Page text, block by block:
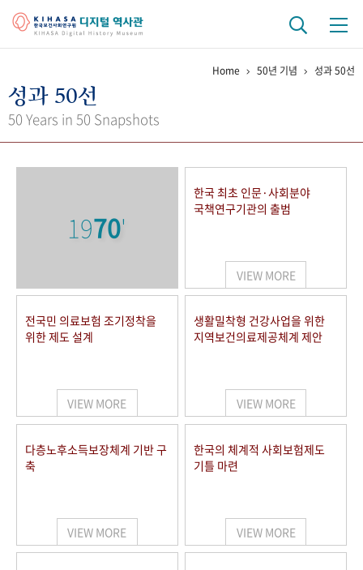
걸어온 길 기관 변천사
키워드로 보는 연구 역사
연구자들
사진 아카이브 문서 기록물 행정박물 영상 기록물
50+1 주년 기념
세계와 함께 한 KIHASA
VR 역사관
Home 50년 기념 성과 50선
성과 50선
50 Years in 50 Snapshots
1970'
한국 최초 인문·사회분야
국책연구기관의 출범
VIEW MORE
전국민 의료보험 조기정착을
위한 제도 설계
VIEW MORE
생활밀착형 건강사업을 위한
지역보건의료제공체계 제안
VIEW MORE
다층노후소득보장체계 기반 구
축
VIEW MORE
한국의 체계적 사회보험제도
기틀 마련
VIEW MORE